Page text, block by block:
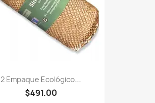
2 Empaque Ecológico...
$491.00